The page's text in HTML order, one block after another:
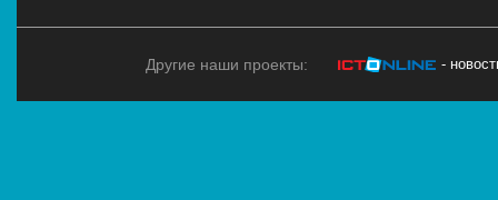
Другие наши проекты: -